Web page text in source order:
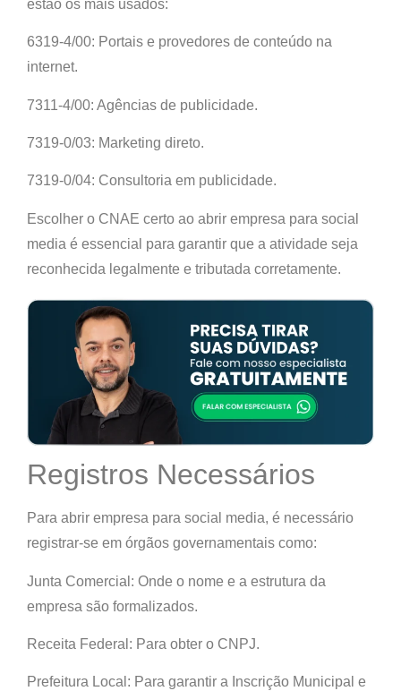
estão os mais usados:
6319-4/00: Portais e provedores de conteúdo na
internet.
7311-4/00: Agências de publicidade.
7319-0/03: Marketing direto.
7319-0/04: Consultoria em publicidade.
Escolher o CNAE certo ao abrir empresa para social
media é essencial para garantir que a atividade seja
reconhecida legalmente e tributada corretamente.
Registros Necessários
Para abrir empresa para social media, é necessário
registrar-se em órgãos governamentais como:
Junta Comercial: Onde o nome e a estrutura da
empresa são formalizados.
Receita Federal: Para obter o CNPJ.
Prefeitura Local: Para garantir a Inscrição Municipal e